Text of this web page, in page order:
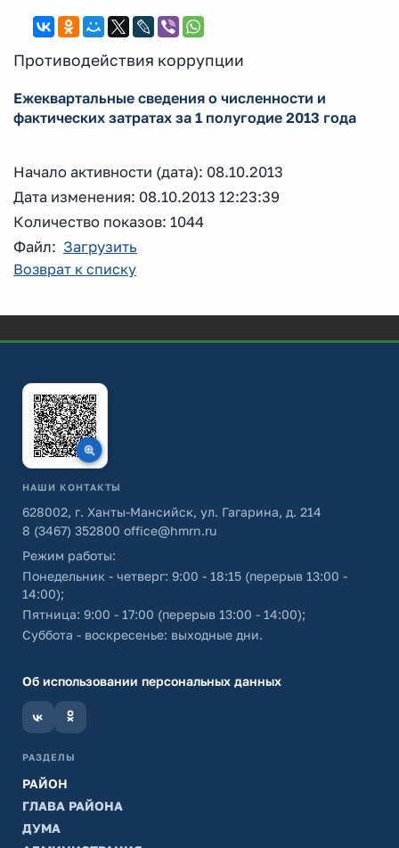
Противодействия коррупции
Ежеквартальные сведения о численности и
фактических затратах за 1 полугодие 2013 года
Начало активности (дата): 08.10.2013
Дата изменения: 08.10.2013 12:23:39
Количество показов: 1044
Файл: Загрузить
Возврат к списку
НАШИ КОНТАКТЫ
628002, г. Ханты-Мансийск, ул. Гагарина, д. 214
8 (3467) 352800 office@hmrn.ru
Режим работы:
Понедельник - четверг: 9:00 - 18:15 (перерыв 13:00 -
14:00);
Пятница: 9:00 - 17:00 (перерыв 13:00 - 14:00);
Суббота - воскресенье: выходные дни.
Об использовании персональных данных
РАЗДЕЛЫ
РАЙОН
ГЛАВА РАЙОНА
ДУМА